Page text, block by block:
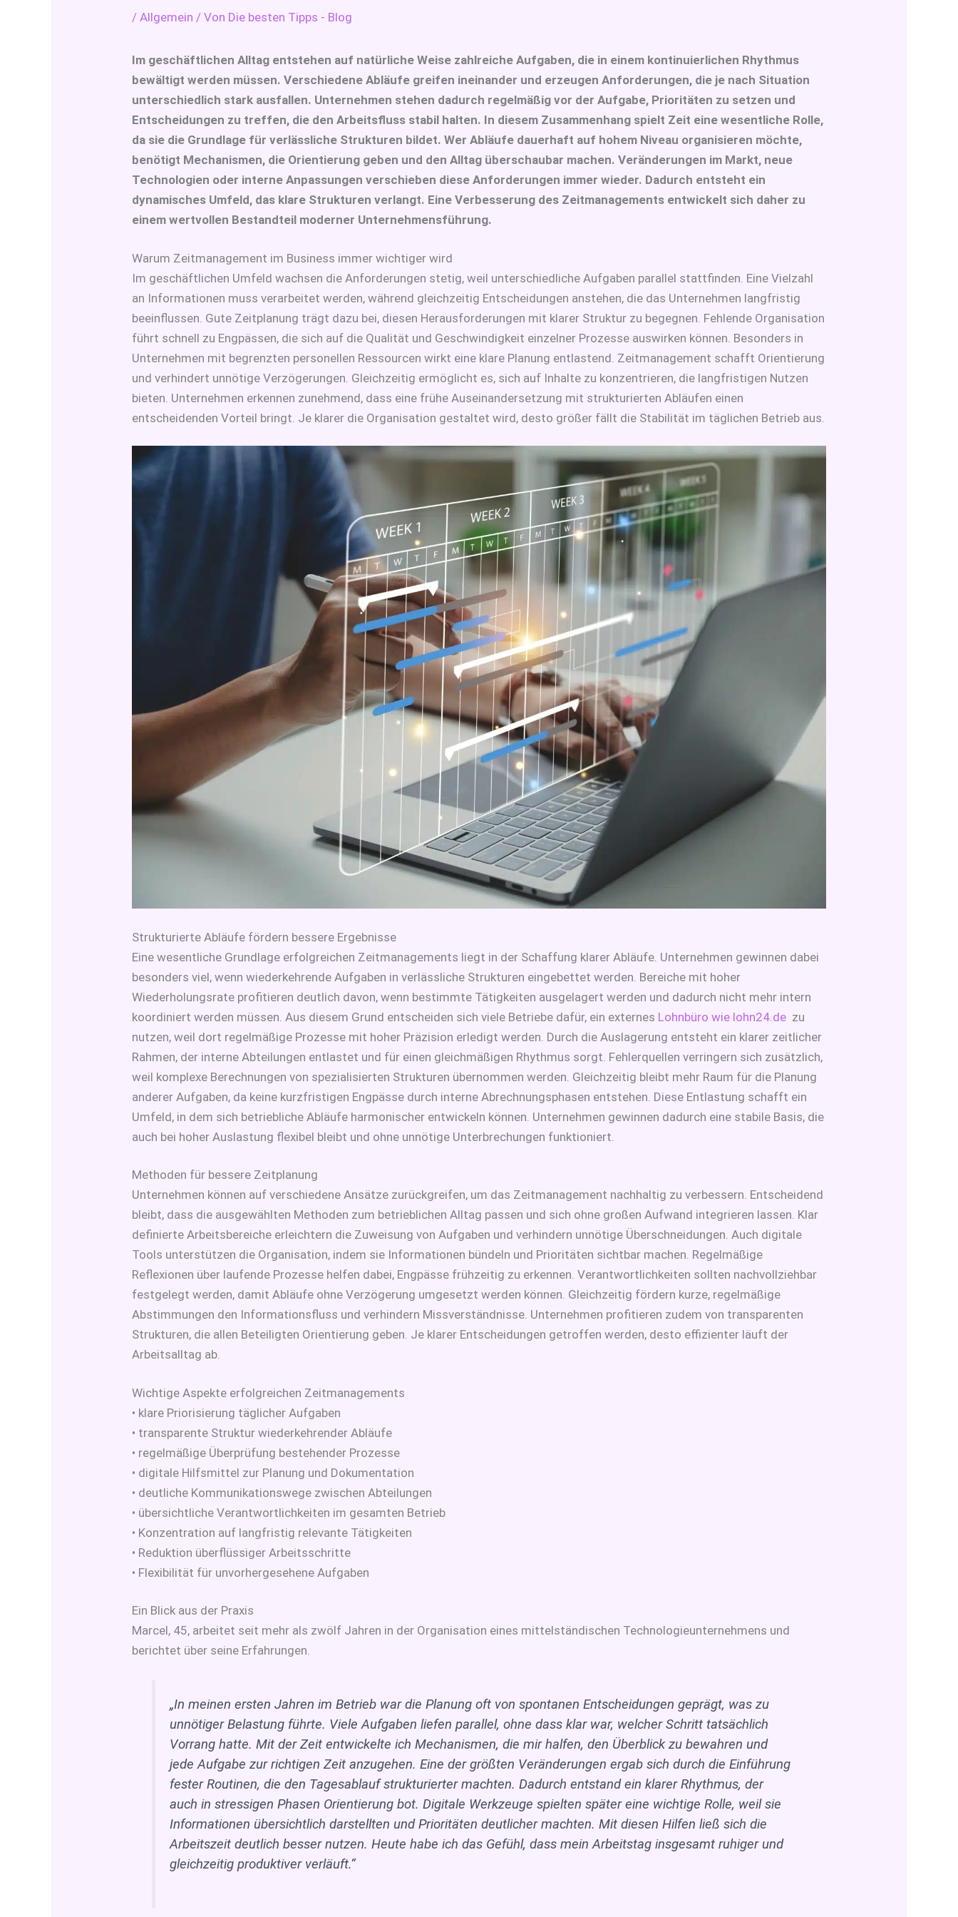
/Allgemein / Von Die besten Tipps - Blog
Im geschäftlichen Alltag entstehen auf natürliche Weise zahlreiche Aufgaben, die in einem kontinuierlichen Rhythmus
bewältigt werden müssen. Verschiedene Abläufe greifen ineinander und erzeugen Anforderungen, die je nach Situation
unterschiedlich stark ausfallen. Unternehmen stehen dadurch regelmäßig vor der Aufgabe, Prioritäten zu setzen und
Entscheidungen zu treffen, die den Arbeitsfluss stabil halten. In diesem Zusammenhang spielt Zeit eine wesentliche Rolle,
da sie die Grundlage für verlässliche Strukturen bildet. Wer Abläufe dauerhaft auf hohem Niveau organisieren möchte,
benötigt Mechanismen, die Orientierung geben und den Alltag überschaubar machen. Veränderungen im Markt, neue
Technologien oder interne Anpassungen verschieben diese Anforderungen immer wieder. Dadurch entsteht ein
dynamisches Umfeld, das klare Strukturen verlangt. Eine Verbesserung des Zeitmanagements entwickelt sich daher zu
einem wertvollen Bestandteil moderner Unternehmensführung.
Warum Zeitmanagement im Business immer wichtiger wird
Im geschäftlichen Umfeld wachsen die Anforderungen stetig, weil unterschiedliche Aufgaben parallel stattfinden. Eine Vielzahl
an Informationen muss verarbeitet werden, während gleichzeitig Entscheidungen anstehen, die das Unternehmen langfristig
beeinflussen. Gute Zeitplanung trägt dazu bei, diesen Herausforderungen mit klarer Struktur zu begegnen. Fehlende Organisation
führt schnell zu Engpässen, die sich auf die Qualität und Geschwindigkeit einzelner Prozesse auswirken können. Besonders in
Unternehmen mit begrenzten personellen Ressourcen wirkt eine klare Planung entlastend. Zeitmanagement schafft Orientierung
und verhindert unnötige Verzögerungen. Gleichzeitig ermöglicht es, sich auf Inhalte zu konzentrieren, die langfristigen Nutzen
bieten. Unternehmen erkennen zunehmend, dass eine frühe Auseinandersetzung mit strukturierten Abläufen einen
entscheidenden Vorteil bringt. Je klarer die Organisation gestaltet wird, desto größer fällt die Stabilität im täglichen Betrieb aus.
Strukturierte Abläufe fördern bessere Ergebnisse
Eine wesentliche Grundlage erfolgreichen Zeitmanagements liegt in der Schaffung klarer Abläufe. Unternehmen gewinnen dabei
besonders viel, wenn wiederkehrende Aufgaben in verlässliche Strukturen eingebettet werden. Bereiche mit hoher
Wiederholungsrate profitieren deutlich davon, wenn bestimmte Tätigkeiten ausgelagert werden und dadurch nicht mehr intern
koordiniert werden müssen. Aus diesem Grund entscheiden sich viele Betriebe dafür, ein externes Lohnbüro wie lohn24.de zu
nutzen, weil dort regelmäßige Prozesse mit hoher Präzision erledigt werden. Durch die Auslagerung entsteht ein klarer zeitlicher
Rahmen, der interne Abteilungen entlastet und für einen gleichmäßigen Rhythmus sorgt. Fehlerquellen verringern sich zusätzlich,
weil komplexe Berechnungen von spezialisierten Strukturen übernommen werden. Gleichzeitig bleibt mehr Raum für die Planung
anderer Aufgaben, da keine kurzfristigen Engpässe durch interne Abrechnungsphasen entstehen. Diese Entlastung schafft ein
Umfeld, in dem sich betriebliche Abläufe harmonischer entwickeln können. Unternehmen gewinnen dadurch eine stabile Basis, die
auch bei hoher Auslastung flexibel bleibt und ohne unnötige Unterbrechungen funktioniert.
Methoden für bessere Zeitplanung
Unternehmen können auf verschiedene Ansätze zurückgreifen, um das Zeitmanagement nachhaltig zu verbessern. Entscheidend
bleibt, dass die ausgewählten Methoden zum betrieblichen Alltag passen und sich ohne großen Aufwand integrieren lassen. Klar
definierte Arbeitsbereiche erleichtern die Zuweisung von Aufgaben und verhindern unnötige Überschneidungen. Auch digitale
Tools unterstützen die Organisation, indem sie Informationen bündeln und Prioritäten sichtbar machen. Regelmäßige
Reflexionen über laufende Prozesse helfen dabei, Engpässe frühzeitig zu erkennen. Verantwortlichkeiten sollten nachvollziehbar
festgelegt werden, damit Abläufe ohne Verzögerung umgesetzt werden können. Gleichzeitig fördern kurze, regelmäßige
Abstimmungen den Informationsfluss und verhindern Missverständnisse. Unternehmen profitieren zudem von transparenten
Strukturen, die allen Beteiligten Orientierung geben. Je klarer Entscheidungen getroffen werden, desto effizienter läuft der
Arbeitsalltag ab.
Wichtige Aspekte erfolgreichen Zeitmanagements
• klare Priorisierung täglicher Aufgaben
• transparente Struktur wiederkehrender Abläufe
• regelmäßige Überprüfung bestehender Prozesse
• digitale Hilfsmittel zur Planung und Dokumentation
• deutliche Kommunikationswege zwischen Abteilungen
• übersichtliche Verantwortlichkeiten im gesamten Betrieb
• Konzentration auf langfristig relevante Tätigkeiten
• Reduktion überflüssiger Arbeitsschritte
• Flexibilität für unvorhergesehene Aufgaben
Ein Blick aus der Praxis
Marcel, 45, arbeitet seit mehr als zwölf Jahren in der Organisation eines mittelständischen Technologieunternehmens und
berichtet über seine Erfahrungen.
„In meinen ersten Jahren im Betrieb war die Planung oft von spontanen Entscheidungen geprägt, was zu
unnötiger Belastung führte. Viele Aufgaben liefen parallel, ohne dass klar war, welcher Schritt tatsächlich
Vorrang hatte. Mit der Zeit entwickelte ich Mechanismen, die mir halfen, den Überblick zu bewahren und
jede Aufgabe zur richtigen Zeit anzugehen. Eine der größten Veränderungen ergab sich durch die Einführung
fester Routinen, die den Tagesablauf strukturierter machten. Dadurch entstand ein klarer Rhythmus, der
auch in stressigen Phasen Orientierung bot. Digitale Werkzeuge spielten später eine wichtige Rolle, weil sie
Informationen übersichtlich darstellten und Prioritäten deutlicher machten. Mit diesen Hilfen ließ sich die
Arbeitszeit deutlich besser nutzen. Heute habe ich das Gefühl, dass mein Arbeitstag insgesamt ruhiger und
gleichzeitig produktiver verläuft.“